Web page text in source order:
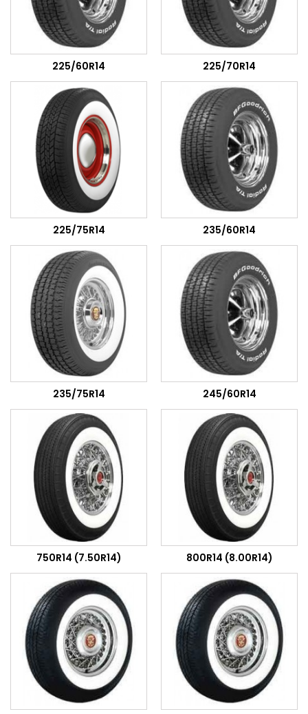
225/60R14 225/70R14
225/75R14 235/60R14
235/75R14 245/60R14
750R14 (7.50R14) 800R14 (8.00R14)